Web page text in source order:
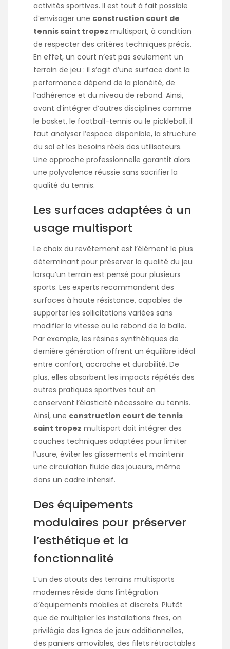
activités sportives. Il est tout à fait possible
d’envisager une construction court de
tennis saint tropez multisport, à condition
de respecter des critères techniques précis.
En effet, un court n’est pas seulement un
terrain de jeu : il s’agit d’une surface dont la
performance dépend de la planéité, de
l’adhérence et du niveau de rebond. Ainsi,
avant d’intégrer d’autres disciplines comme
le basket, le football-tennis ou le pickleball, il
faut analyser l’espace disponible, la structure
du sol et les besoins réels des utilisateurs.
Une approche professionnelle garantit alors
une polyvalence réussie sans sacrifier la
qualité du tennis.
Les surfaces adaptées à un
usage multisport
Le choix du revêtement est l’élément le plus
déterminant pour préserver la qualité du jeu
lorsqu’un terrain est pensé pour plusieurs
sports. Les experts recommandent des
surfaces à haute résistance, capables de
supporter les sollicitations variées sans
modifier la vitesse ou le rebond de la balle.
Par exemple, les résines synthétiques de
dernière génération offrent un équilibre idéal
entre confort, accroche et durabilité. De
plus, elles absorbent les impacts répétés des
autres pratiques sportives tout en
conservant l’élasticité nécessaire au tennis.
Ainsi, une construction court de tennis
saint tropez multisport doit intégrer des
couches techniques adaptées pour limiter
l’usure, éviter les glissements et maintenir
une circulation fluide des joueurs, même
dans un cadre intensif.
Des équipements
modulaires pour préserver
l’esthétique et la
fonctionnalité
L’un des atouts des terrains multisports
modernes réside dans l’intégration
d’équipements mobiles et discrets. Plutôt
que de multiplier les installations fixes, on
privilégie des lignes de jeux additionnelles,
des paniers amovibles, des filets rétractables